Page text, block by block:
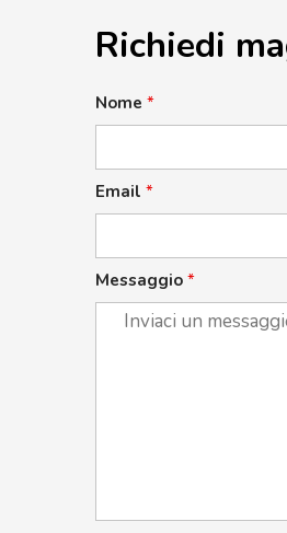
Richiedi
Nome *
Email *
Messaggio *